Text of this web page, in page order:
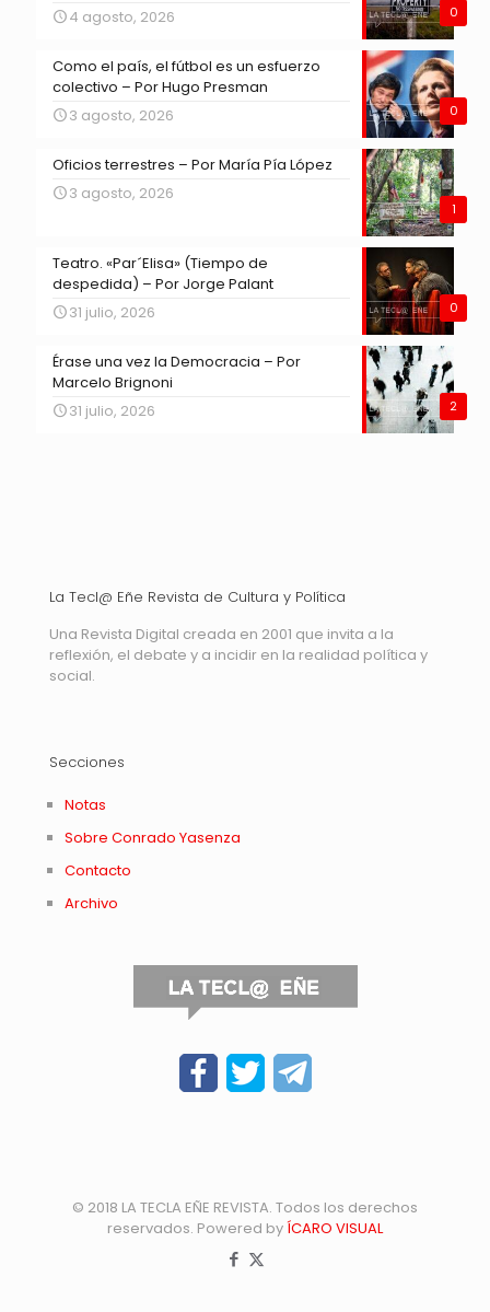
0
4 agosto, 2026
0
Como el país, el fútbol es un esfuerzo
colectivo – Por Hugo Presman
3 agosto, 2026
1
Oficios terrestres – Por María Pía López
3 agosto, 2026
0
Teatro. «Par´Elisa» (Tiempo de
despedida) – Por Jorge Palant
31 julio, 2026
2
Érase una vez la Democracia – Por
Marcelo Brignoni
31 julio, 2026
La Tecl@ Eñe Revista de Cultura y Política
Una Revista Digital creada en 2001 que invita a la
reflexión, el debate y a incidir en la realidad política y
social.
Secciones
Notas
Sobre Conrado Yasenza
Contacto
Archivo
© 2018 LA TECLA EÑE REVISTA. Todos los derechos
reservados. Powered by ÍCARO VISUAL